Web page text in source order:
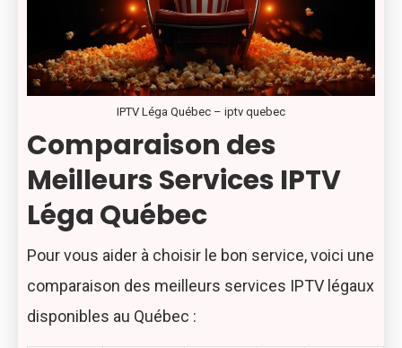
IPTV Léga Québec – iptv quebec
Comparaison des
Meilleurs Services IPTV
Léga Québec
Pour vous aider à choisir le bon service, voici une
comparaison des meilleurs services IPTV légaux
disponibles au Québec :